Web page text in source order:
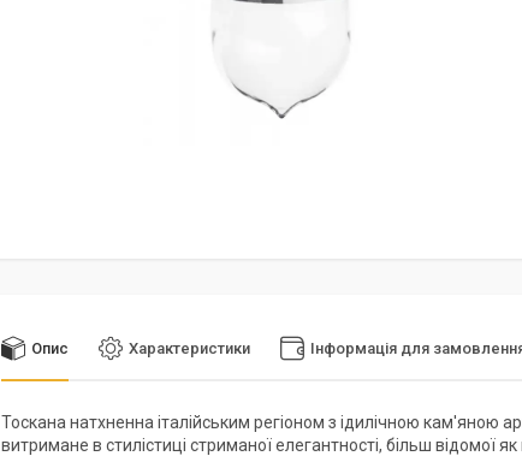
Опис Характеристики Інформація для
Тоскана натхненна італійським регіоном з ідилічною кам'яною
витримане в стилістиці стриманої елегантності, більш